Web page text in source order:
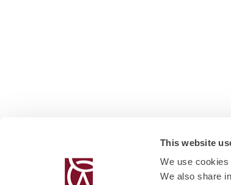
This website
We use
We also share